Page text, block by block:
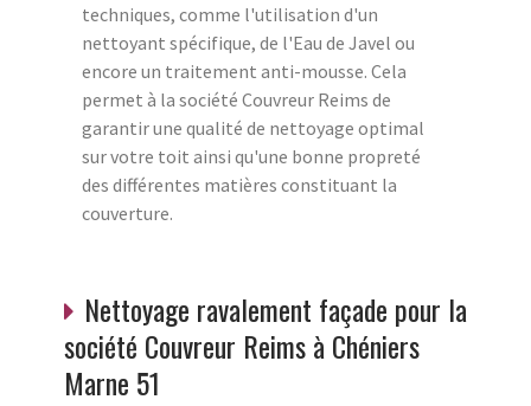
techniques, comme l'utilisation d'un
nettoyant spécifique, de l'Eau de Javel ou
encore un traitement anti-mousse. Cela
permet à la société Couvreur Reims de
garantir une qualité de nettoyage optimal
sur votre toit ainsi qu'une bonne propreté
des différentes matières constituant la
couverture.
Nettoyage ravalement façade pour la
société Couvreur Reims à Chéniers
Marne 51